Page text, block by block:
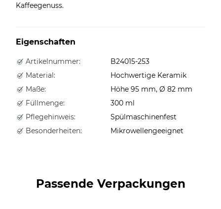
Kaffeegenuss.
Eigenschaften
Artikelnummer:
B24015-253
Material:
Hochwertige Keramik
Maße:
Höhe 95 mm, Ø 82 mm
Füllmenge:
300 ml
Pflegehinweis:
Spülmaschinenfest
Besonderheiten:
Mikrowellengeeignet
Passende Verpackungen